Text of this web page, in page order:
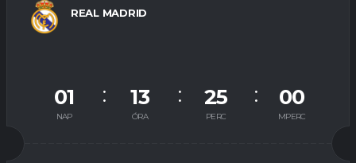
REAL MADRID
01
NAP
13
ÓRA
24
PERC
59
MPERC